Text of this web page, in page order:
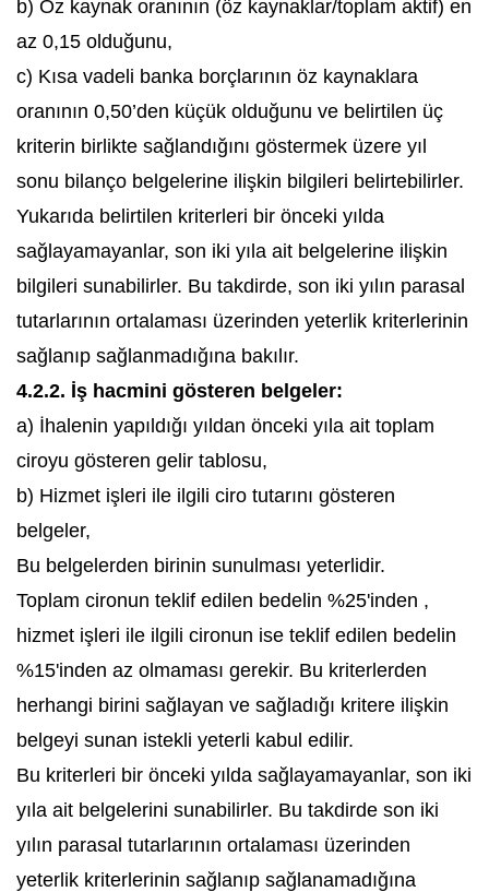
b) Öz kaynak oranının (öz kaynaklar/toplam aktif) en
az 0,15 olduğunu,
c) Kısa vadeli banka borçlarının öz kaynaklara
oranının 0,50’den küçük olduğunu ve belirtilen üç
kriterin birlikte sağlandığını göstermek üzere yıl
sonu bilanço belgelerine ilişkin bilgileri belirtebilirler.
Yukarıda belirtilen kriterleri bir önceki yılda
sağlayamayanlar, son iki yıla ait belgelerine ilişkin
bilgileri sunabilirler. Bu takdirde, son iki yılın parasal
tutarlarının ortalaması üzerinden yeterlik kriterlerinin
sağlanıp sağlanmadığına bakılır.
4.2.2. İş hacmini gösteren belgeler:
a) İhalenin yapıldığı yıldan önceki yıla ait toplam
ciroyu gösteren gelir tablosu,
b) Hizmet işleri ile ilgili ciro tutarını gösteren
belgeler,
Bu belgelerden birinin sunulması yeterlidir.
Toplam cironun teklif edilen bedelin %25'inden ,
hizmet işleri ile ilgili cironun ise teklif edilen bedelin
%15'inden az olmaması gerekir. Bu kriterlerden
herhangi birini sağlayan ve sağladığı kritere ilişkin
belgeyi sunan istekli yeterli kabul edilir.
Bu kriterleri bir önceki yılda sağlayamayanlar, son iki
yıla ait belgelerini sunabilirler. Bu takdirde son iki
yılın parasal tutarlarının ortalaması üzerinden
yeterlik kriterlerinin sağlanıp sağlanamadığına